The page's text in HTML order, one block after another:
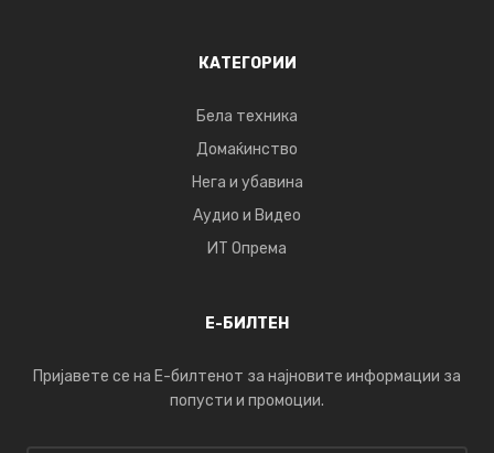
КАТЕГОРИИ
Бела техника
Домаќинство
Нега и убавина
Аудио и Видео
ИТ Опрема
Е-БИЛТЕН
Пријавете се на Е-билтенот за најновите информации за
попусти и промоции.